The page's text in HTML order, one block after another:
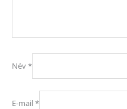
Név*
E-mail *